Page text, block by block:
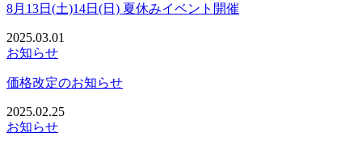
8月13日(土)14日(日) 夏休みイベント開催
2025.03.01
お知らせ
価格改定のお知らせ
2025.02.25
お知らせ